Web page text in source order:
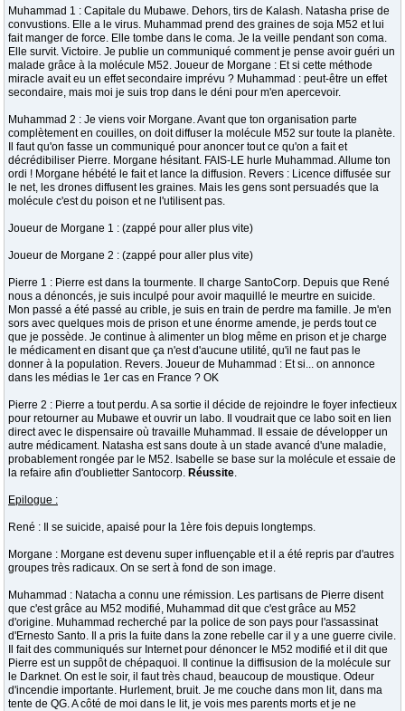
Muhammad 1 : Capitale du Mubawe. Dehors, tirs de Kalash. Natasha prise de
convustions. Elle a le virus. Muhammad prend des graines de soja M52 et lui
fait manger de force. Elle tombe dans le coma. Je la veille pendant son coma.
Elle survit. Victoire. Je publie un communiqué comment je pense avoir guéri un
malade grâce à la molécule M52. Joueur de Morgane : Et si cette méthode
miracle avait eu un effet secondaire imprévu ? Muhammad : peut-être un effet
secondaire, mais moi je suis trop dans le déni pour m'en apercevoir.
Muhammad 2 : Je viens voir Morgane. Avant que ton organisation parte
complètement en couilles, on doit diffuser la molécule M52 sur toute la planète.
Il faut qu'on fasse un communiqué pour anoncer tout ce qu'on a fait et
décrédibiliser Pierre. Morgane hésitant. FAIS-LE hurle Muhammad. Allume ton
ordi ! Morgane hébété le fait et lance la diffusion. Revers : Licence diffusée sur
le net, les drones diffusent les graines. Mais les gens sont persuadés que la
molécule c'est du poison et ne l'utilisent pas.
Joueur de Morgane 1 : (zappé pour aller plus vite)
Joueur de Morgane 2 : (zappé pour aller plus vite)
Pierre 1 : Pierre est dans la tourmente. Il charge SantoCorp. Depuis que René
nous a dénoncés, je suis inculpé pour avoir maquillé le meurtre en suicide.
Mon passé a été passé au crible, je suis en train de perdre ma famille. Je m'en
sors avec quelques mois de prison et une énorme amende, je perds tout ce
que je possède. Je continue à alimenter un blog même en prison et je charge
le médicament en disant que ça n'est d'aucune utilité, qu'il ne faut pas le
donner à la population. Revers. Joueur de Muhammad : Et si... on annonce
dans les médias le 1er cas en France ? OK
Pierre 2 : Pierre a tout perdu. A sa sortie il décide de rejoindre le foyer infectieux
pour retourner au Mubawe et ouvrir un labo. Il voudrait que ce labo soit en lien
direct avec le dispensaire où travaille Muhammad. Il essaie de développer un
autre médicament. Natasha est sans doute à un stade avancé d'une maladie,
probablement rongée par le M52. Isabelle se base sur la molécule et essaie de
la refaire afin d'oublietter Santocorp. Réussite.
Epilogue :
René : Il se suicide, apaisé pour la 1ère fois depuis longtemps.
Morgane : Morgane est devenu super influençable et il a été repris par d'autres
groupes très radicaux. On se sert à fond de son image.
Muhammad : Natacha a connu une rémission. Les partisans de Pierre disent
que c'est grâce au M52 modifié, Muhammad dit que c'est grâce au M52
d'origine. Muhammad recherché par la police de son pays pour l'assassinat
d'Ernesto Santo. Il a pris la fuite dans la zone rebelle car il y a une guerre civile.
Il fait des communiqués sur Internet pour dénoncer le M52 modifié et il dit que
Pierre est un suppôt de chépaquoi. Il continue la diffisusion de la molécule sur
le Darknet. On est le soir, il faut très chaud, beaucoup de moustique. Odeur
d'incendie importante. Hurlement, bruit. Je me couche dans mon lit, dans ma
tente de QG. A côté de moi dans le lit, je vois mes parents morts et je ne